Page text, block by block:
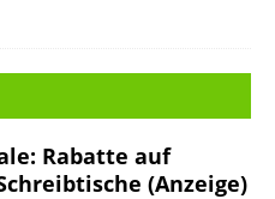
Rabatte auf
(Anzeige)